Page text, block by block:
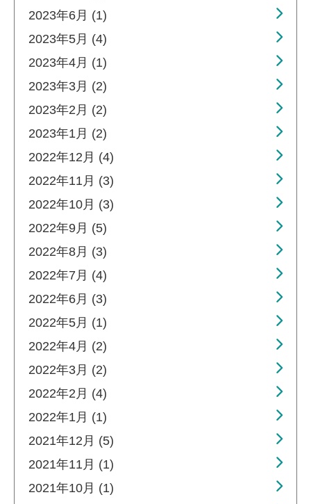
2023年6月 (1)
2023年5月 (4)
2023年4月 (1)
2023年3月 (2)
2023年2月 (2)
2023年1月 (2)
2022年12月 (4)
2022年11月 (3)
2022年10月 (3)
2022年9月 (5)
2022年8月 (3)
2022年7月 (4)
2022年6月 (3)
2022年5月 (1)
2022年4月 (2)
2022年3月 (2)
2022年2月 (4)
2022年1月 (1)
2021年12月 (5)
2021年11月 (1)
2021年10月 (1)